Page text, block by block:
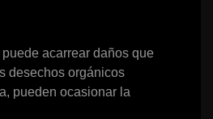
acarrear daños que
desechos orgánicos
pueden ocasionar la